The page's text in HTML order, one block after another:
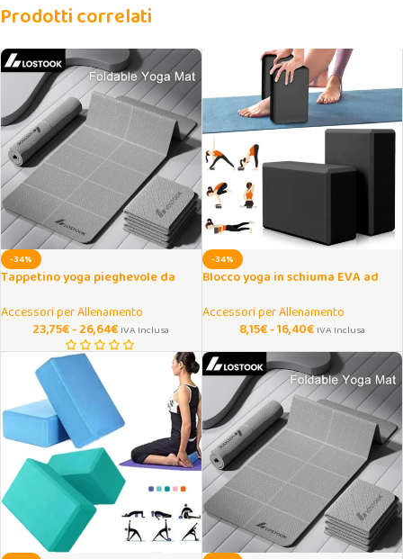
Prodotti correlati
-34%
Tappetino yoga pieghevole da
Accessori per Allenamento
23,75€-26,64€ IVA Inclusa
-34%
Blocco yoga in schiuma EVA ad
Accessori per Allenamento
8,15€-16,40€ IVA Inclusa